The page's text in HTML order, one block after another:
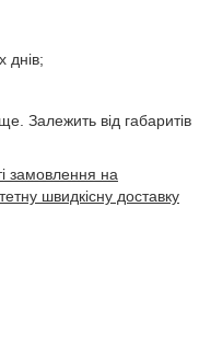
днів;
Залежить від габаритів
замовлення на
швидкісну доставку